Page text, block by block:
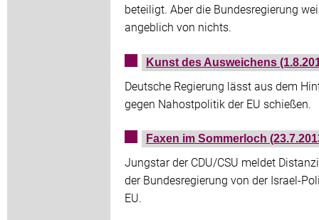
beteiligt. Aber die Bundesregierung
angeblich von nichts.
Kunst des Ausweichens
Deutsche Regierung lässt aus dem
gegen Nahostpolitik der EU schießen.
Faxen im Sommerloch
Jungstar der CDU/CSU meldet
der Bundesregierung von der Israel-
EU.